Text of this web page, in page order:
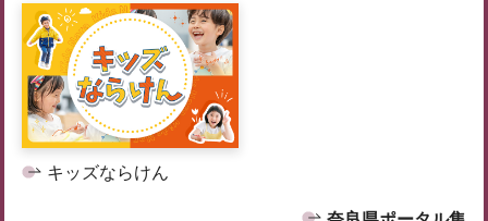
キッズならけん